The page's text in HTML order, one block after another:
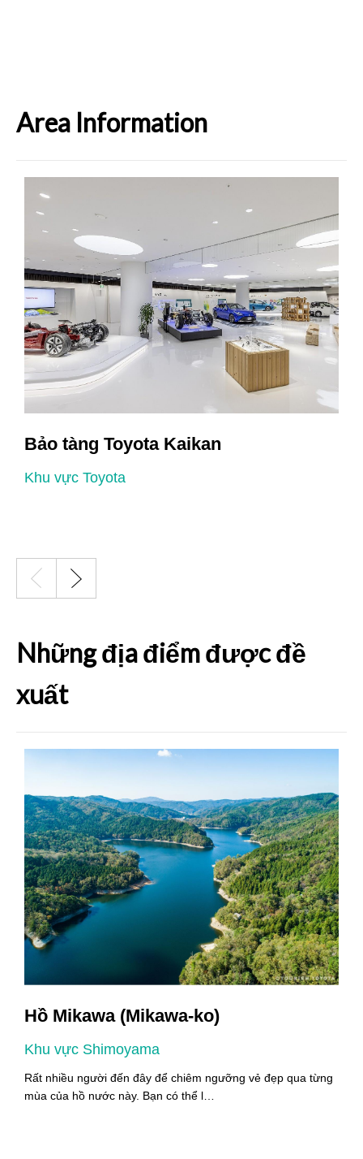
Area Information
Bảo tàng Toyota Kaikan
Khu vực Toyota
Những địa điểm được đề
xuất
Hồ Mikawa (Mikawa-ko)
Khu vực Shimoyama
Rất nhiều người đến đây để chiêm ngưỡng vẻ đẹp qua từng
mùa của hồ nước này. Bạn có thể l…